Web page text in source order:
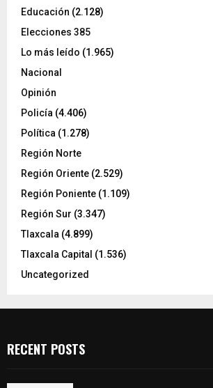
Educación (2.128)
Elecciones 385
Lo más leído (1.965)
Nacional
Opinión
Policía (4.406)
Política (1.278)
Región Norte
Región Oriente (2.529)
Región Poniente (1.109)
Región Sur (3.347)
Tlaxcala (4.899)
Tlaxcala Capital (1.536)
Uncategorized
RECENT POSTS